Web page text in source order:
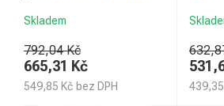
Skladem
792,04 Kč
665,31 Kč
549,85 Kč bez DPH 439,35